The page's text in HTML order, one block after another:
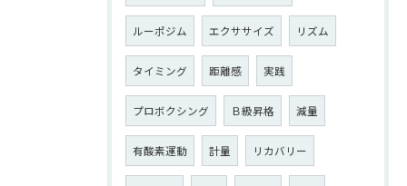
ルーポジム エクササイズ リズム
タイミング 距離感 実践
プロボクシング Ｂ級昇格 減量
有酸素運動 計量 リカバリー